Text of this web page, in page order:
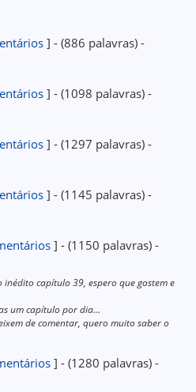
] - (886 palavras) -
] - (1098 palavras) -
] - (1297 palavras) -
] - (1145 palavras) -
] - (1150 palavras) -
inédito capítulo 39, espero que gostem e
um capítulo por dia...
de comentar, quero muito saber o
] - (1280 palavras) -